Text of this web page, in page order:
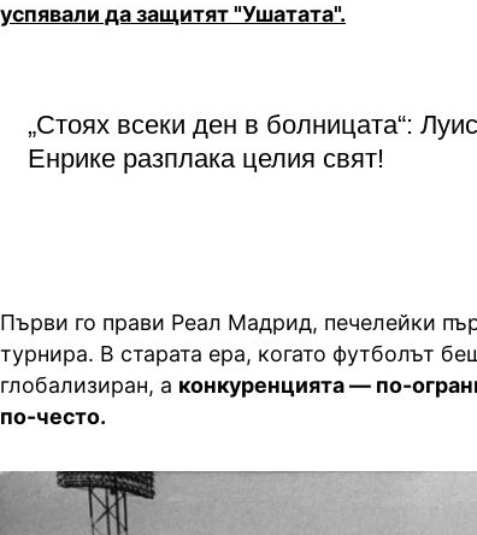
успявали да защитят "Ушатата".
„Стоях всеки ден в болницата“: Луис
Енрике разплака целия свят!
Първи го прави Реал Мадрид, печелейки
турнира. В старата ера, когато футболът
глобализиран, а конкуренцията — по-
по-често.